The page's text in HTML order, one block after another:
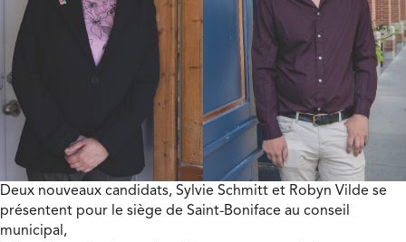
Deux nouveaux candidats, Sylvie Schmitt et Robyn Vilde se
présentent pour le siège de Saint-Boniface au conseil
municipal,